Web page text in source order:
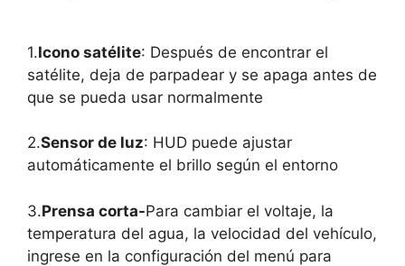
1.Icono satélite: Después de encontrar el
satélite, deja de parpadear y se apaga antes de
que se pueda usar normalmente
2.Sensor de luz: HUD puede ajustar
automáticamente el brillo según el entorno
3.Prensa corta-Para cambiar el voltaje, la
temperatura del agua, la velocidad del vehículo,
ingrese en la configuración del menú para